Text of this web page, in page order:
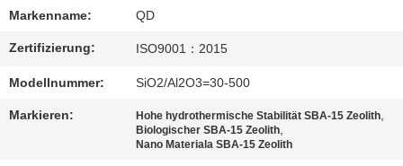
MIT
UNS
Markenname: QD
Zertifizierung: ISO9001：2015
Modellnummer: SiO2/Al2O3=30-500
Markieren: Hohe hydrothermische Stabilität SBA-15 Zeolith,
Biologischer SBA-15 Zeolith,
Nano Materiala SBA-15 Zeolith